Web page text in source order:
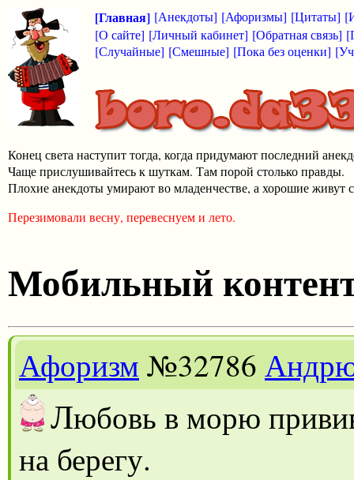
[Главная] [Анекдоты] [Афоризмы] [Цитаты]
[О сайте] [Личный кабинет] [Обратная связь]
[Случайные] [Смешные] [Пока без оценки]
Конец света наступит тогда, когда придумают последний
Чаще прислушивайтесь к шуткам. Там порой столько правды.
Плохие анекдоты умирают во младенчестве, а хорошие живут
Перезимовали весну, перевеснуем и лето.
Мобильный
Афоризм №32786
Любовь в морю
на берегу.